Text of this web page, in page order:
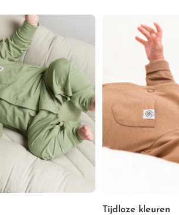
Tijdloze kleuren